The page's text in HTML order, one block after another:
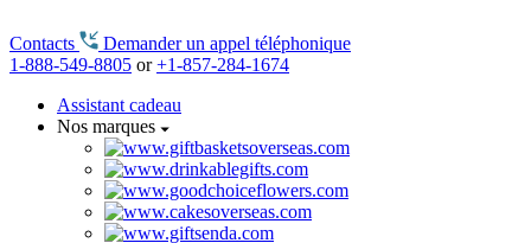
Contacts
Demander un appel téléphonique
1-888-549-8805 or+1-857-284-1674
Assistant cadeau
Nos marques